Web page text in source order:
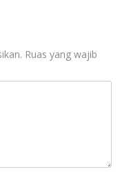
Ruas yang wajib